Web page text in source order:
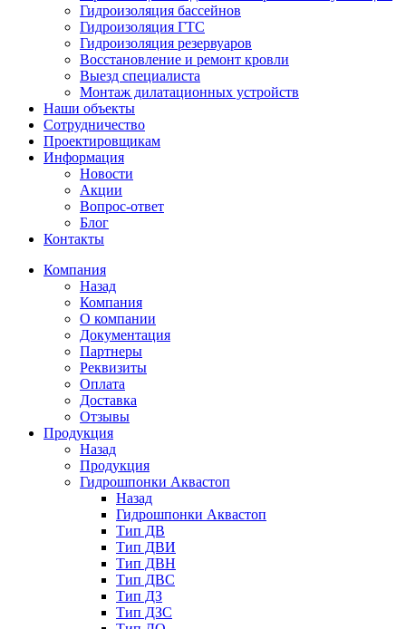
Гидроизоляция бассейнов
Гидроизоляция ГТС
Гидроизоляция резервуаров
Восстановление и ремонт кровли
Выезд специалиста
Монтаж дилатационных устройств
Наши объекты
Сотрудничество
Проектировщикам
Информация
Новости
Акции
Вопрос-ответ
Блог
Контакты
Компания
Назад
Компания
О компании
Документация
Партнеры
Реквизиты
Оплата
Доставка
Отзывы
Продукция
Назад
Продукция
Гидрошпонки Аквастоп
Назад
Гидрошпонки Аквастоп
Тип ДВ
Тип ДВИ
Тип ДВН
Тип ДВС
Тип ДЗ
Тип ДЗС